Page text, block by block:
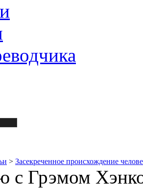
> Засекреченное происхождение
с Грэмом